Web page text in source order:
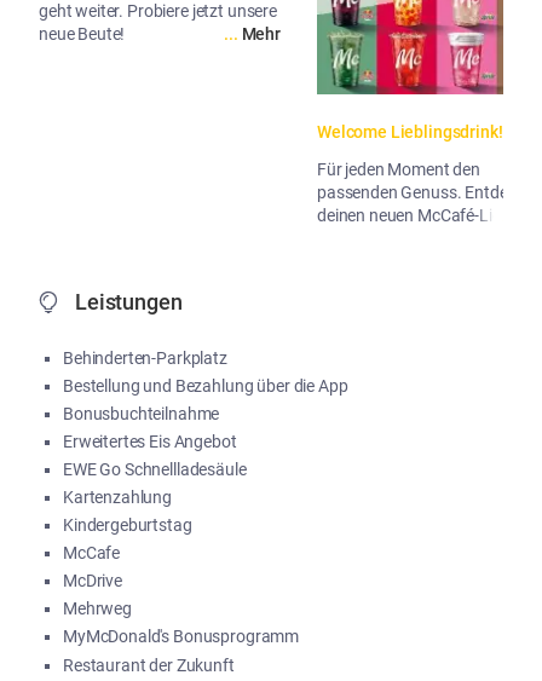
geht weiter. Probiere jetzt unsere
neue Beute!
... Mehr
Welcome Lieblingsdrink!
Für jeden Moment den
passenden Genuss. Entdecke
deinen neuen McCafé-Liebling!
Leistungen
Behinderten-Parkplatz
Bestellung und Bezahlung über die App
Bonusbuchteilnahme
Erweitertes Eis Angebot
EWE Go Schnellladesäule
Kartenzahlung
Kindergeburtstag
McCafe
McDrive
Mehrweg
MyMcDonald's Bonusprogramm
Restaurant der Zukunft